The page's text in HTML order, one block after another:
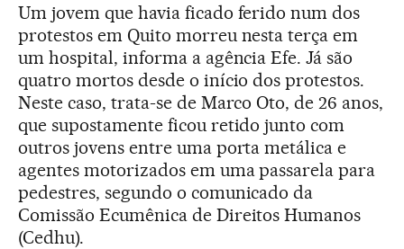
Um jovem que havia ficado ferido num dos
protestos em Quito morreu nesta terça em
um hospital, informa a agência Efe. Já são
quatro mortos desde o início dos protestos.
Neste caso, trata-se de Marco Oto, de 26 anos,
que supostamente ficou retido junto com
outros jovens entre uma porta metálica e
agentes motorizados em uma passarela para
pedestres, segundo o comunicado da
Comissão Ecumênica de Direitos Humanos
(Cedhu).